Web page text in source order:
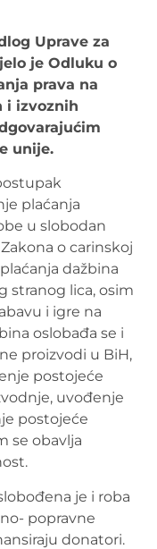
Uprave za
je Odluku o
prava na
i izvoznih
unije.
plaćanja
u slobodan
o carinskoj
dažbina
stranog lica, osim
i igre na
oslobađa se i
proizvodi u BiH,
postojeće
uvođenje
postojeće
se obavlja
je i roba
popravne
donatori.